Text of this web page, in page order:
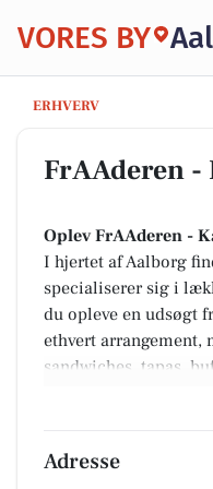
VORES BY
ERHVERV
FrAAderen - Kastetvej
FrAAderen -
Oplev FrAAderen -
I hjertet af Aalborg
specialiserer sig i
du opleve en udsøgt
ethvert arrangement,
sandwiches, tapas,
FrAAderen er kendt
Adresse